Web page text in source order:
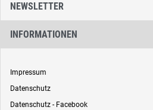
NEWSLETTER
INFORMATIONEN
Impressum
Datenschutz
Datenschutz - Facebook